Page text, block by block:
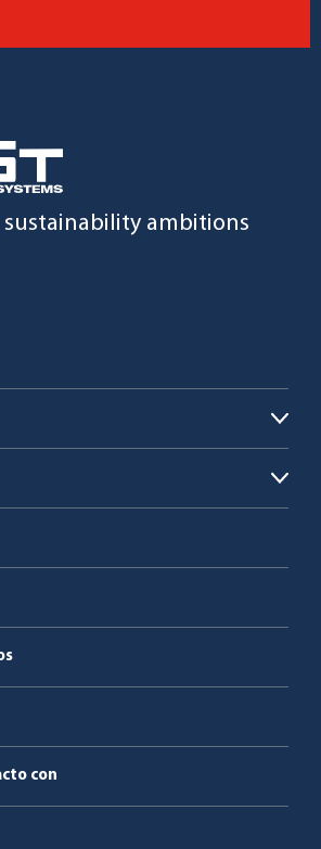
ambitions
Open
y residuos
Open
con